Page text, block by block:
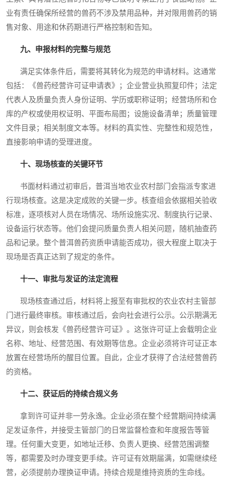
业有责任确保所经营的兽药不涉及禁用品种，并对限用兽药的销
售对象、用途和休药期进行严格控制和告知。
九、申报材料的完整与规范
满足实体条件后，需要将其转化为规范的申请材料。这通常
包括：《兽药经营许可证申请表》；企业营业执照复印件；法定
代表人及质量负责人身份证明、学历或职称证明；经营场所和仓
库的产权或使用权证明、平面布局图；设施设备清单；质量管理
文件目录；相关制度文本等。材料的真实性、完整性和规范性，
直接影响申请的受理进度。
十、现场核查的关键环节
书面材料通过初审后，普洱当地农业农村部门会指派专家进
行现场核查。这是决定成败的关键一步。核查组会依据相关验收
标准，逐项核对人员在场情况、场所设施实况、制度执行记录、
设备运行状态等。他们会提问质量负责人相关问题，随机抽查药
品和记录。整个普洱兽药资质申请能否成功，很大程度上取决于
现场是否真正达到了规定的条件。
十一、审批与发证的法定流程
现场核查通过后，材料将上报至有审批权的农业农村主管部
门进行最终审核。审核通过后，会向社会进行公示。公示期满无
异议，则会核发《兽药经营许可证》。这张许可证上会载明企业
名称、地址、经营范围、有效期等信息。企业必须将许可证正本
放置在经营场所的醒目位置。自此，企业才获得了合法经营兽药
的资格。
十二、获证后的持续合规义务
拿到许可证并非一劳永逸。企业必须在整个经营期间持续满
足发证条件，并接受主管部门的日常监督检查和年度报告等管
理。任何重大变更，如地址迁移、负责人更换、经营范围调整
等，都需要及时办理变更手续。许可证有效期届满，如需继续经
营，必须提前办理换证申请。持续合规是维持资质的生命线。